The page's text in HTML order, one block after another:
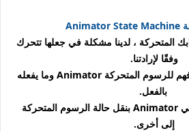
Animator State Machine
المتحركة ، لدينا مشكلة في جعلها تتحرك
وفقًا لإرادتنا.
للرسوم المتحركة Animator وما يفعله
بالفعل.
كما هو مذكور أعلاه ، يعتني Animator بنقل حالة الرسوم المتحركة
إلى أخرى.